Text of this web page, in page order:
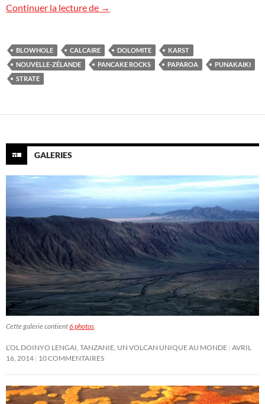
Continuer la lecture de Pancake Rocks, Nouvelle-Zélande
→
BLOWHOLE CALCAIRE DOLOMITE
KARST
NOUVELLE-ZÉLANDE
PANCAKE ROCKS PAPAROA
PUNAKAIKI
STRATE
GALERIES
Cette galerie contient6 photos
L’OL DOINYO LENGAI, TANZANIE, UN VOLCAN UNIQUE AU MONDE AVRIL
16, 2014 10 COMMENTAIRES